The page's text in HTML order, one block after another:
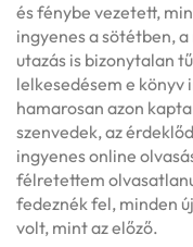
és fénybe vezetett,
ingyenes a sötétben,
utazás is bizonytalan
lelkesedésem e
hamarosan azon
szenvedek, az
ingyenes online
félretettem
fedeznék fel, minden
volt, mint az előző.